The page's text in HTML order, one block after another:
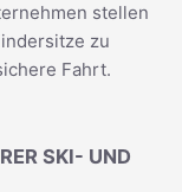
stellen
zu
Fahrt.
SKI- UND